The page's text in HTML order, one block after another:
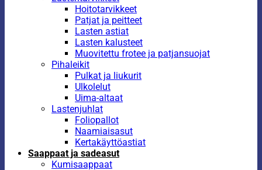
Hoitotarvikkeet
Patjat ja peitteet
Lasten astiat
Lasten kalusteet
Muovitettu frotee ja patjansuojat
Pihaleikit
Pulkat ja liukurit
Ulkolelut
Uima-altaat
Lastenjuhlat
Foliopallot
Naamiaisasut
Kertakäyttöastiat
Saappaat ja sadeasut
Kumisaappaat